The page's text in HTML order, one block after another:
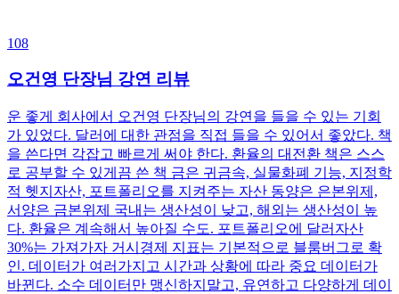
108
오건영 단장님 강연 리뷰
운 좋게 회사에서 오건영 단장님의 강연을 들을 수 있는 기회
가 있었다. 달러에 대한 관점을 직접 들을 수 있어서 좋았다. 책
을 쓴다면 각잡고 빠르게 써야 한다. 환율의 대전환 책은 스스
로 공부할 수 있게끔 쓴 책 금은 귀금속, 실물화폐 기능, 지정학
적 헷지자산, 포트폴리오를 지켜주는 자산 동양은 은본위제,
서양은 금본위제 국내는 생산성이 낮고, 해외는 생산성이 높
다. 환율은 계속해서 높아질 수도. 포트폴리오에 달러자산
30%는 가져가자 거시경제 지표는 기본적으로 블룸버그로 확
인. 데이터가 여러가지고 시간과 상황에 따라 중요 데이터가
바뀐다. 소수 데이터만 맹신하지말고, 유연하고 다양하게 데이